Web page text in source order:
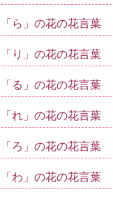
「ら」の花の花言葉
「り」の花の花言葉
「る」の花の花言葉
「れ」の花の花言葉
「ろ」の花の花言葉
「わ」の花の花言葉